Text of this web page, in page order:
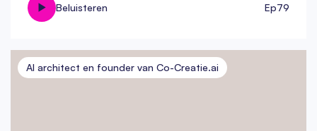
Beluisteren Ep79
AI architect en founder van Co-Creatie.ai